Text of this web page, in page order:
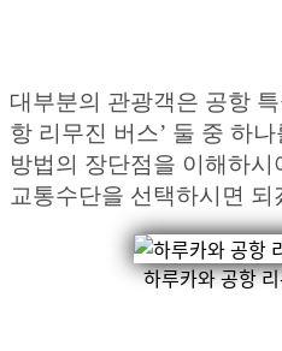
대부분의 관광객은 공항 특
항 리무진 버스’ 둘 중 하
방법의 장단점을 이해하
교통수단을 선택하시면 되
하루카와 공항